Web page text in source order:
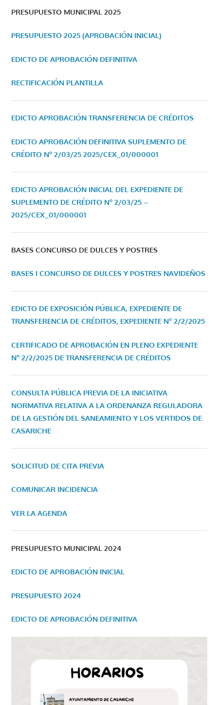
PRESUPUESTO MUNICIPAL 2025
PRESUPUESTO 2025 (APROBACIÓN INICIAL)
EDICTO DE APROBACIÓN DEFINITIVA
RECTIFICACIÓN PLANTILLA
EDICTO APROBACIÓN TRANSFERENCIA DE CRÉDITOS
EDICTO APROBACIÓN DEFINITIVA SUPLEMENTO DE
CRÉDITO Nº 2/03/25 2025/CEX_01/000001
EDICTO APROBACIÓN INICIAL DEL EXPEDIENTE DE
SUPLEMENTO DE CRÉDITO Nº 2/03/25 –
2025/CEX_01/000001
BASES CONCURSO DE DULCES Y POSTRES
BASES I CONCURSO DE DULCES Y POSTRES NAVIDEÑOS
EDICTO DE EXPOSICIÓN PÚBLICA, EXPEDIENTE DE
TRANSFERENCIA DE CRÉDITOS, EXPEDIENTE Nº 2/2/2025
CERTIFICADO DE APROBACIÓN EN PLENO EXPEDIENTE
Nº 2/2/2025 DE TRANSFERENCIA DE CRÉDITOS
CONSULTA PÚBLICA PREVIA DE LA INICIATIVA
NORMATIVA RELATIVA A LA ORDENANZA REGULADORA
DE LA GESTIÓN DEL SANEAMIENTO Y LOS VERTIDOS DE
CASARICHE
SOLICITUD DE CITA PREVIA
COMUNICAR INCIDENCIA
VER LA AGENDA
PRESUPUESTO MUNICIPAL 2024
EDICTO DE APROBACIÓN INICIAL
PRESUPUESTO 2024
EDICTO DE APROBACIÓN DEFINITIVA